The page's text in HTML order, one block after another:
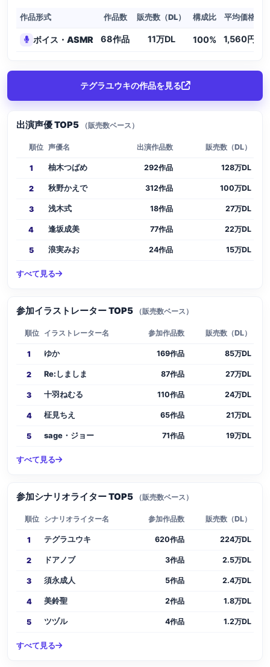
作品形式 作品数 販売数（DL） 構成比 平均価格
ボイス・ASMR 68作品 11万DL 100% 1,560円
テグラユウキの作品を見る
出演声優 TOP5 （販売数ベース）
順位 声優名 出演作品数 販売数（DL）
1 柚木つばめ 292作品 128万DL
2 秋野かえで 312作品 100万DL
3 浅木式 18作品 27万DL
4 逢坂成美 77作品 22万DL
5 浪実みお 24作品 15万DL
すべて見る
参加イラストレーター TOP5 （販売数ベース）
順位 イラストレーター名 参加作品数 販売数（DL）
1 ゆか 169作品 85万DL
2 Re:しましま 87作品 27万DL
3 十羽ねむる 110作品 24万DL
4 柾見ちえ 65作品 21万DL
5 sage・ジョー 71作品 19万DL
すべて見る
参加シナリオライター TOP5 （販売数ベース）
順位 シナリオライター名 参加作品数 販売数（DL）
1 テグラユウキ 620作品 224万DL
2 ドアノブ 3作品 2.5万DL
3 須永成人 5作品 2.4万DL
4 美鈴聖 2作品 1.8万DL
5 ツヅル 4作品 1.2万DL
すべて見る